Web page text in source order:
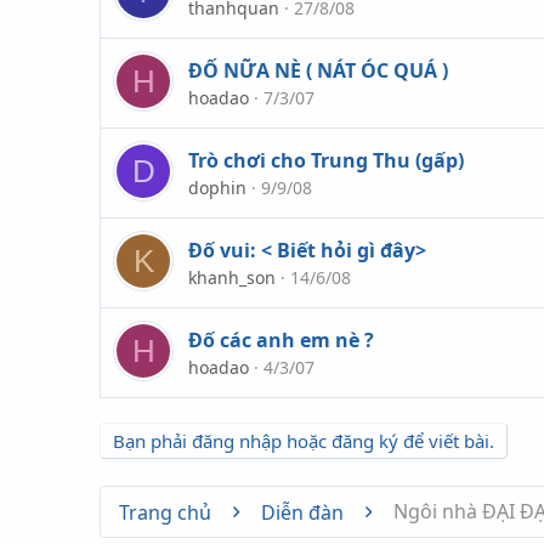
thanhquan 27/8/08
H ĐỐ NỮA NÈ ( NÁT ÓC QUÁ )
hoadao 7/3/07
D Trò chơi cho Trung Thu (gấp)
dophin 9/9/08
K Đố vui: < Biết hỏi gì đây>
khanh_son 14/6/08
H Đố các anh em nè ?
hoadao 4/3/07
Bạn phải đăng nhập hoặc đăng ký để viết bài.
Trang chủ Diễn đàn Ngôi nhà ĐẠI